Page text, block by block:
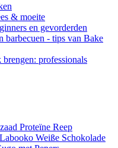
& moeite
en gevorderden
barbecuen - tips van Bake
professionals
Proteïne Reep
Weiße Schokolade